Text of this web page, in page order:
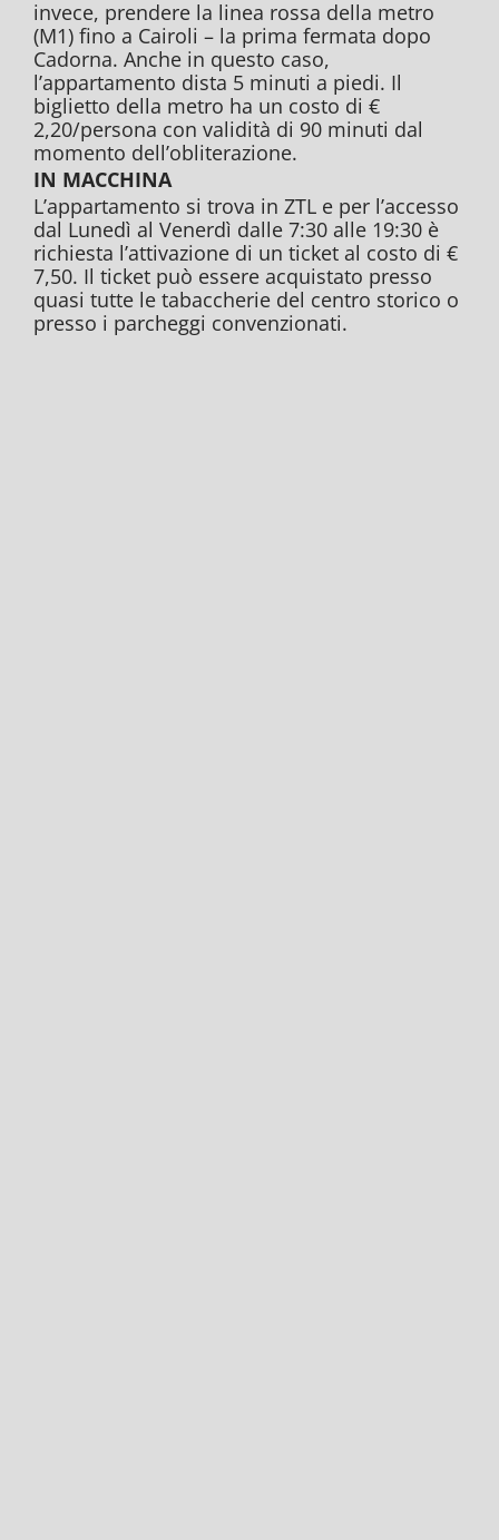
invece, prendere la linea rossa della metro
(M1) fino a Cairoli – la prima fermata dopo
Cadorna. Anche in questo caso,
l’appartamento dista 5 minuti a piedi. Il
biglietto della metro ha un costo di €
2,20/persona con validità di 90 minuti dal
momento dell’obliterazione.
IN MACCHINA
L’appartamento si trova in ZTL e per l’accesso
dal Lunedì al Venerdì dalle 7:30 alle 19:30 è
richiesta l’attivazione di un ticket al costo di €
7,50. Il ticket può essere acquistato presso
quasi tutte le tabaccherie del centro storico o
presso i parcheggi convenzionati.